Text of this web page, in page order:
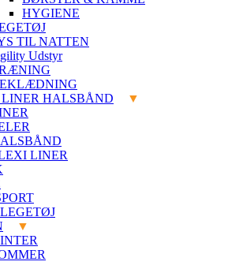
HYGIENE
TIL NATTEN
Udstyr
LINER HALSBÅND
LINER